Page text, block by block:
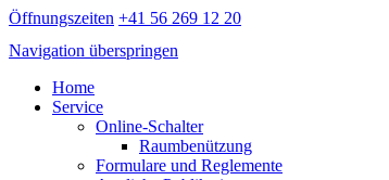
Öffnungszeiten +41 56 269 12 20
Navigation überspringen
Home
Service
Online-Schalter
Raumbenützung
Formulare und Reglemente